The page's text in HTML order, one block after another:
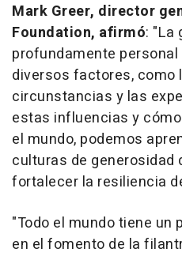
Mark Greer, director
Foundation, afirmó: "La
profundamente personal
diversos factores, como
circunstancias y las
estas influencias y
el mundo, podemos
culturas de generosidad
fortalecer la resiliencia
"Todo el mundo tiene un
en el fomento de la